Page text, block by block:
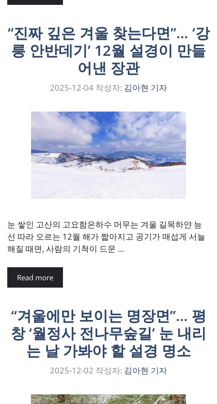
“진짜 깊은 겨울 찾는다면”… ‘강
릉 안반데기’ 12월 설경이 만들
어낸 장관
2025-12-04 작성자: 김아현 기자
눈 쌓인 고산의 고요함은하수 머무는 겨울 길목하얀 능
선 따라 오르는 12월 해가 짧아지고 공기가 매섭게 서늘
해질 때면, 사람의 기척이 드문 …
Read more
“겨울에만 보이는 명장면”… 평
창 ‘월정사 전나무숲길’ 눈 내리
는 날 가봐야 할 설경 명소
2025-12-02 작성자: 김아현 기자